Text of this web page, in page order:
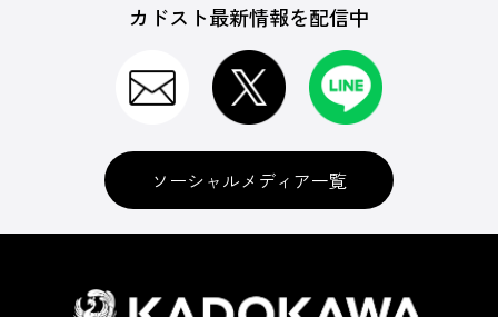
カドスト最新情報を配信中
ソーシャルメディア一覧